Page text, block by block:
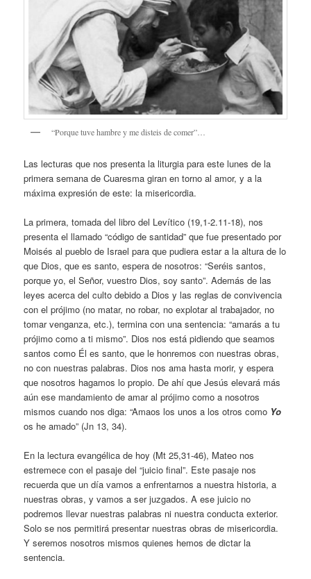
“Porque tuve hambre y me disteis de comer”…
Las lecturas que nos presenta la liturgia para este lunes de la
primera semana de Cuaresma giran en torno al amor, y a la
máxima expresión de este: la misericordia.
La primera, tomada del libro del Levítico (19,1-2.11-18), nos
presenta el llamado “código de santidad” que fue presentado por
Moisés al pueblo de Israel para que pudiera estar a la altura de lo
que Dios, que es santo, espera de nosotros: “Seréis santos,
porque yo, el Señor, vuestro Dios, soy santo”. Además de las
leyes acerca del culto debido a Dios y las reglas de convivencia
con el prójimo (no matar, no robar, no explotar al trabajador, no
tomar venganza, etc.), termina con una sentencia: “amarás a tu
prójimo como a ti mismo”. Dios nos está pidiendo que seamos
santos como Él es santo, que le honremos con nuestras obras,
no con nuestras palabras. Dios nos ama hasta morir, y espera
que nosotros hagamos lo propio. De ahí que Jesús elevará más
aún ese mandamiento de amar al prójimo como a nosotros
mismos cuando nos diga: “Amaos los unos a los otros como Yo
os he amado” (Jn 13, 34).
En la lectura evangélica de hoy (Mt 25,31-46), Mateo nos
estremece con el pasaje del “juicio final”. Este pasaje nos
recuerda que un día vamos a enfrentarnos a nuestra historia, a
nuestras obras, y vamos a ser juzgados. A ese juicio no
podremos llevar nuestras palabras ni nuestra conducta exterior.
Solo se nos permitirá presentar nuestras obras de misericordia.
Y seremos nosotros mismos quienes hemos de dictar la
sentencia.